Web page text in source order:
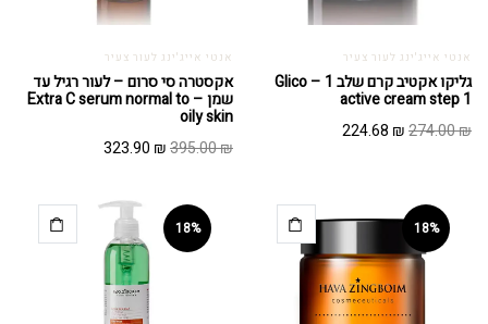
אנטי אייג'ינג לעור צעיר
גליקו אקטיב קרם שלב 1 – Glico
active cream step 1
274.00₪
המחיר224.68 ₪
המחיר
אנטי אייג'ינג לעור צעיר
אקסטרה סי סרום – לעור רגיל עד
שמן – Extra C serum normal to
oily skin
395.00₪
המחיר
395.00 ₪.
323.90 ₪
המחיר
323.90 ₪.
18%
18%